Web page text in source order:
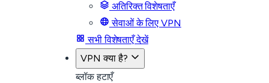
अतिरिक्त विशेषताएँ
सेवाओं के लिए VPN
सभी विशेषताएँ देखें
VPN क्या है?
ब्लॉक हटाएँ